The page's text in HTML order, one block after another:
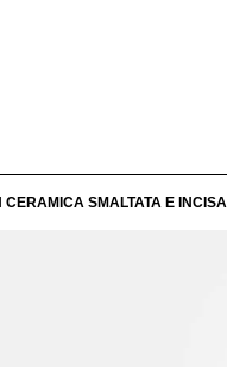
SMALTATA E INCISA